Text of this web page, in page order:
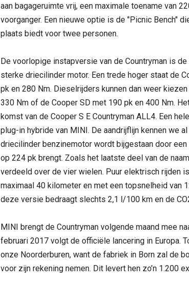
aan bagageruimte vrij, een maximale toename van
voorganger. Een nieuwe optie is de "Picnic Bench"
plaats biedt voor twee personen.
De voorlopige instapversie van de Countryman is
sterke driecilinder motor. Een trede hoger staat de
pk en 280 Nm. Dieselrijders kunnen dan weer
330 Nm of de Cooper SD met 190 pk en 400 Nm.
komst van de Cooper S E Countryman ALL4. Een
plug-in hybride van MINI. De aandrijflijn kennen we
driecilinder benzinemotor wordt bijgestaan door
op 224 pk brengt. Zoals het laatste deel van de
verdeeld over de vier wielen. Puur elektrisch rijden
maximaal 40 kilometer en met een topsnelheid van
deze versie bedraagt slechts 2,1 l/100 km en de
MINI brengt de Countryman volgende maand mee
februari 2017 volgt de officiële lancering in Europa.
onze Noorderburen, want de fabriek in Born zal de
voor zijn rekening nemen. Dit levert hen zo’n 1.200